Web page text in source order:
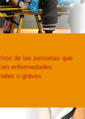
de las personas que
enfermedades
o graves